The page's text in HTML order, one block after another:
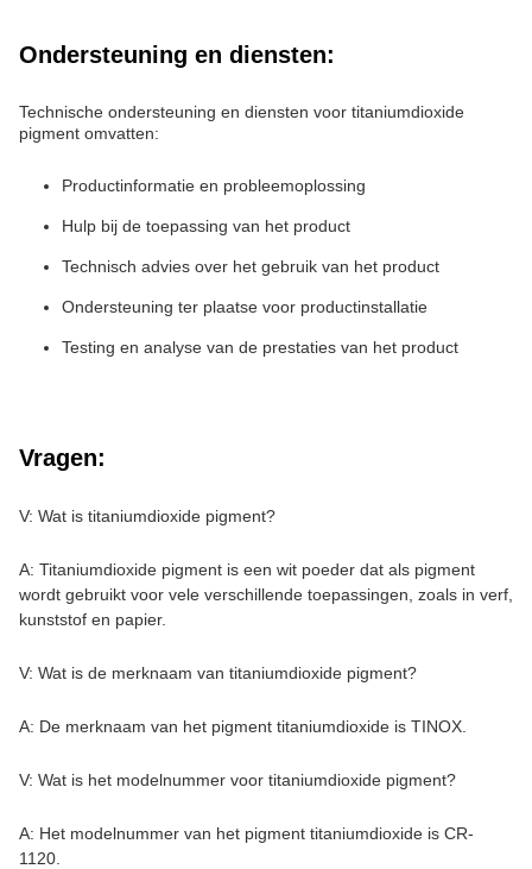
Ondersteuning en diensten:
Technische ondersteuning en diensten voor titaniumdioxide
pigment omvatten:
Productinformatie en probleemoplossing
Hulp bij de toepassing van het product
Technisch advies over het gebruik van het product
Ondersteuning ter plaatse voor productinstallatie
Testing en analyse van de prestaties van het product
Vragen:
V: Wat is titaniumdioxide pigment?
A: Titaniumdioxide pigment is een wit poeder dat als pigment
wordt gebruikt voor vele verschillende toepassingen, zoals in verf,
kunststof en papier.
V: Wat is de merknaam van titaniumdioxide pigment?
A: De merknaam van het pigment titaniumdioxide is TINOX.
V: Wat is het modelnummer voor titaniumdioxide pigment?
A: Het modelnummer van het pigment titaniumdioxide is CR-
1120.